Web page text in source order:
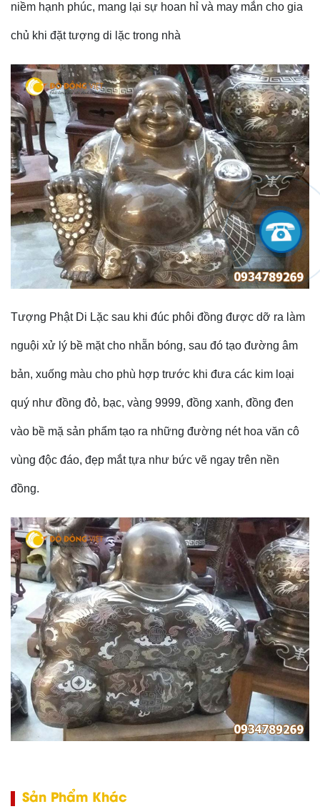
niềm hạnh phúc, mang lại sự hoan hỉ và may mắn cho gia
chủ khi đặt tượng di lặc trong nhà
Tượng Phật Di Lặc sau khi đúc phôi đồng được dỡ ra làm
nguội xử lý bề mặt cho nhẵn bóng, sau đó tạo đường âm
bản, xuống màu cho phù hợp trước khi đưa các kim loại
quý như đồng đỏ, bạc, vàng 9999, đồng xanh, đồng đen
vào bề mặ sản phẩm tạo ra những đường nét hoa văn cô
vùng độc đáo, đẹp mắt tựa như bức vẽ ngay trên nền
đồng.
Sản Phẩm Khác